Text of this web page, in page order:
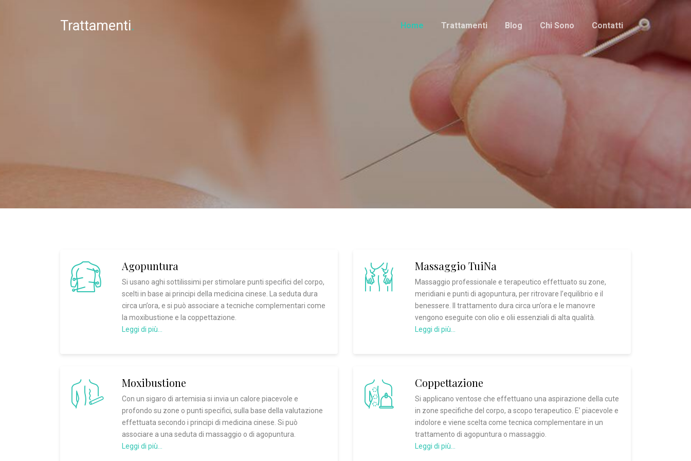
Trattamenti. Home Trattamenti Blog Chi Sono Contatti
Agopuntura
Si usano aghi sottilissimi per stimolare punti specifici del corpo,
scelti in base ai principi della medicina cinese. La seduta dura
circa un’ora, e si può associare a tecniche complementari come
la moxibustione e la coppettazione.
Leggi di più…
Massaggio TuiNa
Massaggio professionale e terapeutico effettuato su zone,
meridiani e punti di agopuntura, per ritrovare l’equilibrio e il
benessere. Il trattamento dura circa un’ora e le manovre
vengono eseguite con olio e olii essenziali di alta qualità.
Leggi di più…
Moxibustione
Con un sigaro di artemisia si invia un calore piacevole e
profondo su zone o punti specifici, sulla base della valutazione
effettuata secondo i principi di medicina cinese. Si può
associare a una seduta di massaggio o di agopuntura.
Leggi di più…
Coppettazione
Si applicano ventose che effettuano una aspirazione della cute
in zone specifiche del corpo, a scopo terapeutico. E’ piacevole e
indolore e viene scelta come tecnica complementare in un
trattamento di agopuntura o massaggio.
Leggi di più…